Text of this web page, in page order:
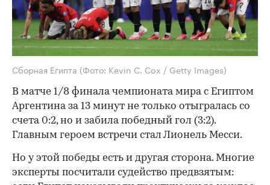
Сборная Египта (Фото: Kevin C. Cox / Getty Images)
В матче 1/8 финала чемпионата мира с Египтом
Аргентина за 13 минут не только отыгралась со
счета 0:2, но и забила победный гол (3:2).
Главным героем встречи стал Лионель Месси.
Но у этой победы есть и другая сторона. Многие
эксперты посчитали судейство предвзятым: